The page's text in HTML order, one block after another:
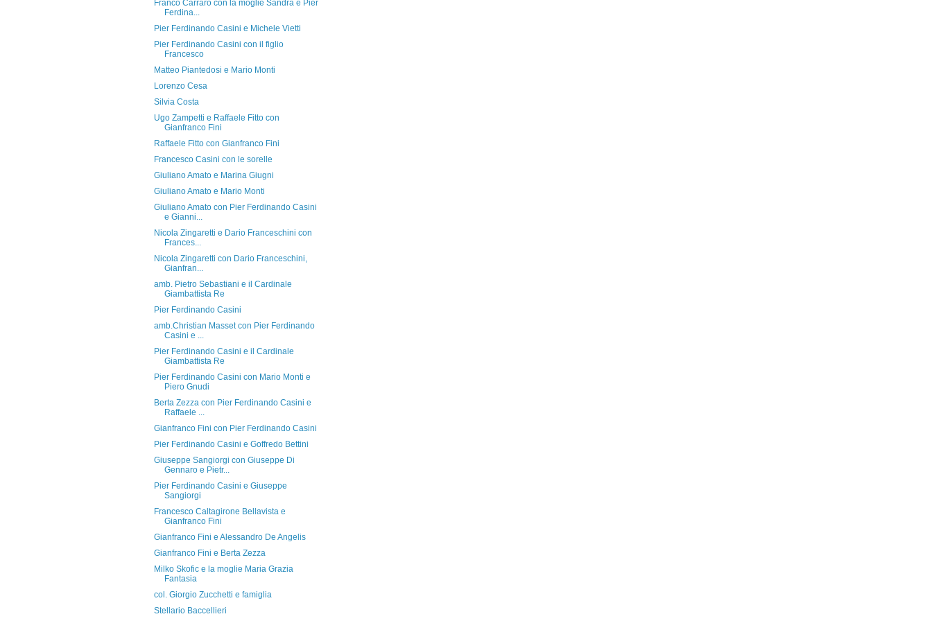
Franco Carraro con la moglie Sandra e Pier
Ferdina...
Pier Ferdinando Casini e Michele Vietti
Pier Ferdinando Casini con il figlio
Francesco
Matteo Piantedosi e Mario Monti
Lorenzo Cesa
Silvia Costa
Ugo Zampetti e Raffaele Fitto con
Gianfranco Fini
Raffaele Fitto con Gianfranco Fini
Francesco Casini con le sorelle
Giuliano Amato e Marina Giugni
Giuliano Amato e Mario Monti
Giuliano Amato con Pier Ferdinando Casini
e Gianni...
Nicola Zingaretti e Dario Franceschini con
Frances...
Nicola Zingaretti con Dario Franceschini,
Gianfran...
amb. Pietro Sebastiani e il Cardinale
Giambattista Re
Pier Ferdinando Casini
amb.Christian Masset con Pier Ferdinando
Casini e ...
Pier Ferdinando Casini e il Cardinale
Giambattista Re
Pier Ferdinando Casini con Mario Monti e
Piero Gnudi
Berta Zezza con Pier Ferdinando Casini e
Raffaele ...
Gianfranco Fini con Pier Ferdinando Casini
Pier Ferdinando Casini e Goffredo Bettini
Giuseppe Sangiorgi con Giuseppe Di
Gennaro e Pietr...
Pier Ferdinando Casini e Giuseppe
Sangiorgi
Francesco Caltagirone Bellavista e
Gianfranco Fini
Gianfranco Fini e Alessandro De Angelis
Gianfranco Fini e Berta Zezza
Milko Skofic e la moglie Maria Grazia
Fantasia
col. Giorgio Zucchetti e famiglia
Stellario Baccellieri